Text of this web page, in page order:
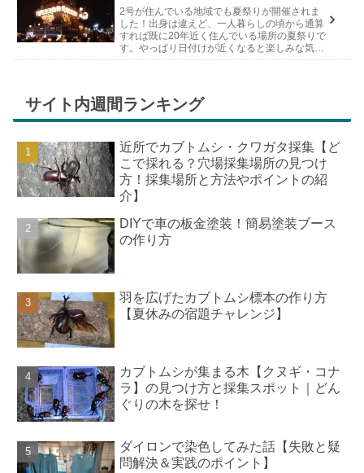
2号が住んでいる地域でも夏祭りが開催されま
した！出身は違えど、一人暮らしの頃から通算
すれば既に20年近く住んでいる場所の夏祭りで
す。やっぱり日付けが近くなると楽しみな気持
サイト内週間ランキング
近所でカブトムシ・クワガタ採集【ど
こで採れる？穴場採集場所の見つけ
方！採集場所と方法やポイントの紹
介】
DIYで車の板金塗装！簡易塗装ブース
の作り方
羽を広げたカブトムシ標本の作り方
【夏休みの宿題チャレンジ】
カブトムシが集まる木【クヌギ・コナ
ラ】の見つけ方と採集スポット｜どん
ぐりの木を探せ！
ダイロンで染色してみた話【失敗と疑
問解決＆実践のポイント】